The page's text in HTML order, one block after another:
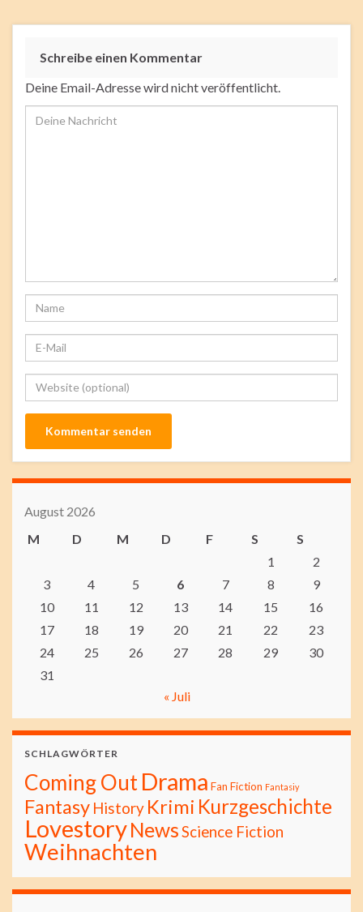
Schreibe einen Kommentar
Deine Email-Adresse wird nicht veröffentlicht.
August 2026
M
D M D F S
S
1
2
3
4 5 6 7 8
9
10
11 12 13 14 15
16
17
18 19 20 21 22
23
24
25 26 27 28 29
30
31
« Juli
SCHLAGWÖRTER
Coming OutDrama Fan Fiction Fantasiy
Fantasy History Krimi Kurzgeschichte
LovestoryNewsScience Fiction
Weihnachten